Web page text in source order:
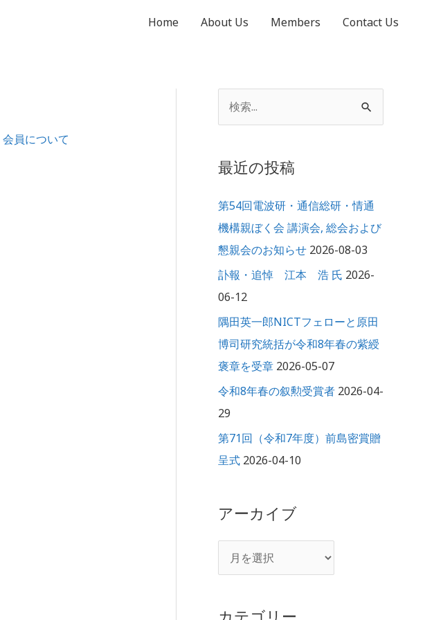
Home About Us Members Contact Us
会員について
象
最近の投稿
第54回電波研・通信総研・情通
機構親ぼく会 講演会, 総会および
懇親会のお知らせ 2026-08-03
訃報・追悼 江本 浩 氏 2026-
06-12
隅田英一郎NICTフェローと原田
博司研究統括が令和8年春の紫綬
褒章を受章 2026-05-07
令和8年春の叙勲受賞者 2026-04-
29
第71回（令和7年度）前島密賞贈
呈式 2026-04-10
アーカイブ
ー
イ